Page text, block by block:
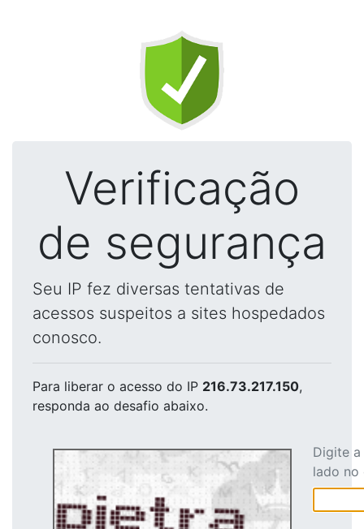
Verificação
de segurança
Seu IP fez diversas tentativas de
acessos suspeitos a sites hospedados
conosco.
Para liberar o acesso do IP 216.73.217.150,
responda ao desafio abaixo.
Digite
lado no